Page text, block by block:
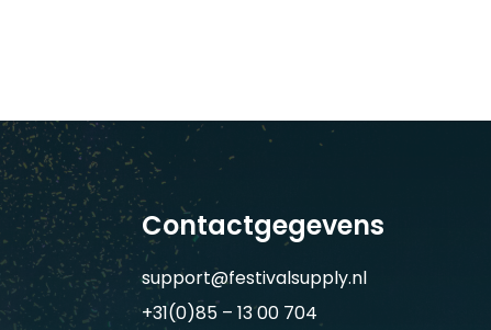
Contactgegevens
support@festivalsupply.nl
+31(0)85 – 13 00 704